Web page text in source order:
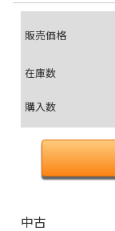
販売価格
在庫数
購入数
中古